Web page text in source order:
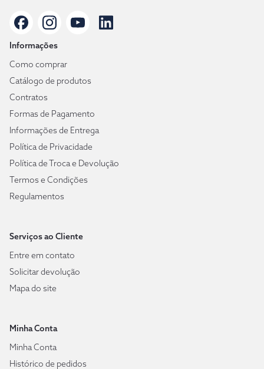
Informações
Como comprar
Catálogo de produtos
Contratos
Formas de Pagamento
Informações de Entrega
Política de Privacidade
Política de Troca e Devolução
Termos e Condições
Regulamentos
Serviços ao Cliente
Entre em contato
Solicitar devolução
Mapa do site
Minha Conta
Minha Conta
Histórico de pedidos